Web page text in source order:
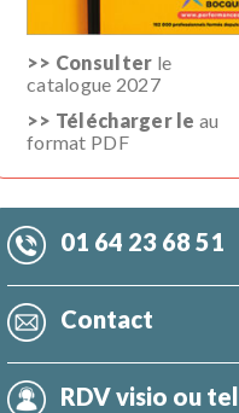
>> Consulter le
catalogue 2027
>> Télécharger le au
format PDF
01 64 23 68 51
Contact
RDV visio ou tel